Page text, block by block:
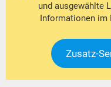
und ausgewählte
Informationen im
Zusatz-